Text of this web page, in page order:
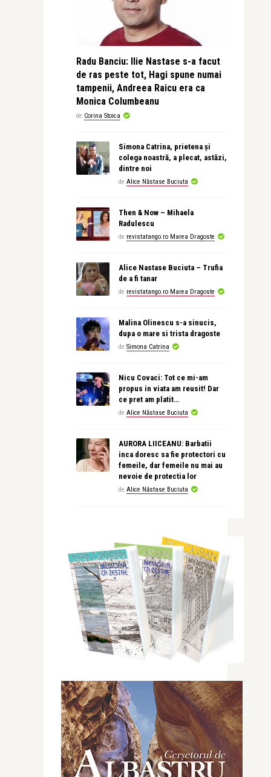
Radu Banciu: Ilie Nastase s-a facut
de ras peste tot, Hagi spune numai
tampenii, Andreea Raicu era ca
Monica Columbeanu
de Corina Stoica
Simona Catrina, prietena și
colega noastră, a plecat, astăzi,
dintre noi
de Alice Năstase Buciuta
Then & Now – Mihaela
Radulescu
de revistatango.ro Marea Dragoste
Alice Nastase Buciuta – Trufia
de a fi tanar
de revistatango.ro Marea Dragoste
Malina Olinescu s-a sinucis,
dupa o mare si trista dragoste
de Simona Catrina
Nicu Covaci: Tot ce mi-am
propus in viata am reusit! Dar
ce pret am platit…
de Alice Năstase Buciuta
AURORA LIICEANU: Barbatii
inca doresc sa fie protectori cu
femeile, dar femeile nu mai au
nevoie de protectia lor
de Alice Năstase Buciuta